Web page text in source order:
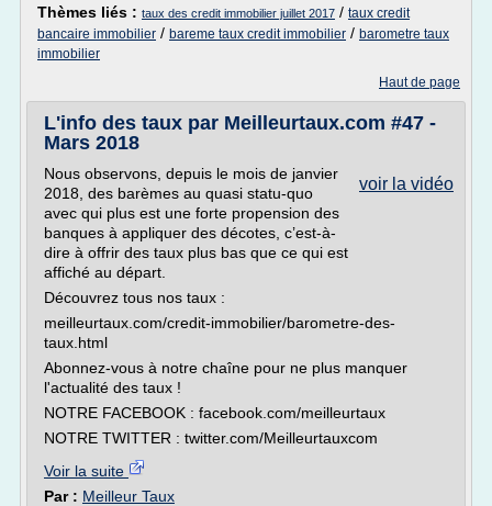
Thèmes liés : taux des credit immobilier juillet 2017 / taux credit
bancaire immobilier / bareme taux credit immobilier / barometre taux
immobilier
Haut de page
L'info des taux par Meilleurtaux.com #47 -
Mars 2018
voir la vidéo
Nous observons, depuis le mois de janvier
2018, des barèmes au quasi statu-quo
avec qui plus est une forte propension des
banques à appliquer des décotes, c’est-à-
dire à offrir des taux plus bas que ce qui est
affiché au départ.
Découvrez tous nos taux :
meilleurtaux.com/credit-immobilier/barometre-des-
taux.html
Abonnez-vous à notre chaîne pour ne plus manquer
l'actualité des taux !
NOTRE FACEBOOK : facebook.com/meilleurtaux
NOTRE TWITTER : twitter.com/Meilleurtauxcom
Voir la suite
Par : Meilleur Taux